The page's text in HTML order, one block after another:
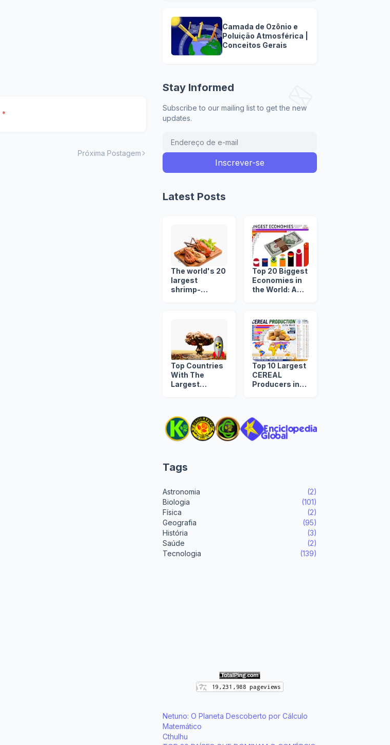
*
Próxima Postagem
Camada de Ozônio e
Poluição Atmosférica |
Conceitos Gerais
Stay Informed
Subscribe to our mailing list to get the new
updates.
Latest Posts
The world's 20
largest
shrimp-
Top 20 Biggest
Economies in
the World: A
Top Countries
With The
Largest
Top 10 Largest
CEREAL
Producers in
Tags
Astronomia
(2)
Biologia
(101)
Física
(2)
Geografia
(95)
História
(3)
Saúde
(2)
Tecnologia
(139)
Netuno: O Planeta Descoberto por Cálculo
Matemático
Cthulhu